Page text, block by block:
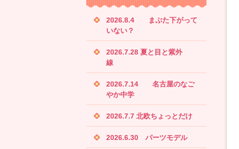
2026.8.4 まぶた下がって
いない？
2026.7.28 夏と目と紫外
線
2026.7.14 名古屋のなご
やか中学
2026.7.7 北欧ちょっとだけ
2026.6.30 パーツモデル